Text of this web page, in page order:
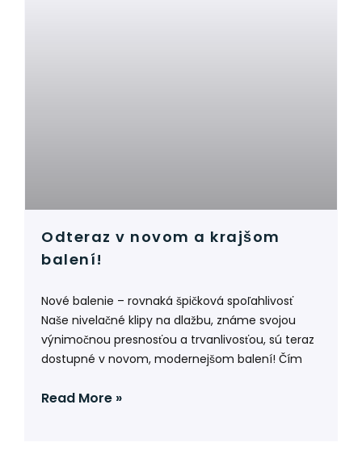
Odteraz v novom a krajšom
balení!
Nové balenie – rovnaká špičková spoľahlivosť
Naše nivelačné klipy na dlažbu, známe svojou
výnimočnou presnosťou a trvanlivosťou, sú teraz
dostupné v novom, modernejšom balení! Čím
Read More »